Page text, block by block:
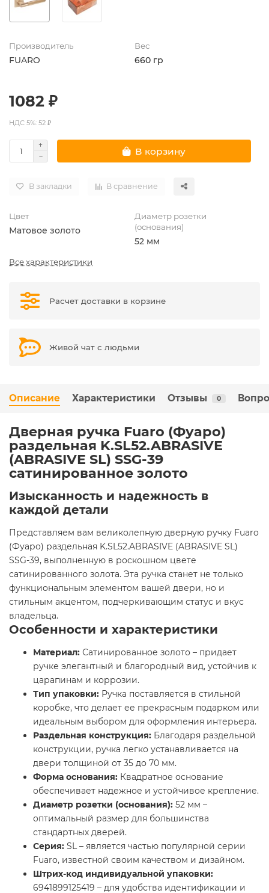
Производитель
FUARO
Вес
660 гр
1082 ₽
НДС 5%: 52 ₽
В корзину
В закладки В сравнение
Цвет
Матовое золото
Диаметр розетки
(основания)
52 мм
Все характеристики
Расчет доставки в корзине
Живой чат с людьми
Описание Характеристики Отзывы 0
Дверная ручка Fuaro (Фуаро)
раздельная K.SL52.ABRASIVE
(ABRASIVE SL) SSG-39
сатинированное золото
Изысканность и надежность в
каждой детали
Представляем вам великолепную дверную ручку Fuaro
(Фуаро) раздельная K.SL52.ABRASIVE (ABRASIVE SL)
SSG-39, выполненную в роскошном цвете
сатинированного золота. Эта ручка станет не только
функциональным элементом вашей двери, но и
стильным акцентом, подчеркивающим статус и вкус
владельца.
Особенности и характеристики
Материал: Сатинированное золото – придает
ручке элегантный и благородный вид, устойчив к
царапинам и коррозии.
Тип упаковки: Ручка поставляется в стильной
коробке, что делает ее прекрасным подарком или
идеальным выбором для оформления интерьера.
Раздельная конструкция: Благодаря раздельной
конструкции, ручка легко устанавливается на
двери толщиной от 35 до 70 мм.
Форма основания: Квадратное основание
обеспечивает надежное и устойчивое крепление.
Диаметр розетки (основания): 52 мм –
оптимальный размер для большинства
стандартных дверей.
Серия: SL – является частью популярной серии
Fuaro, известной своим качеством и дизайном.
Штрих-код индивидуальной упаковки:
6941899125419 – для удобства идентификации и